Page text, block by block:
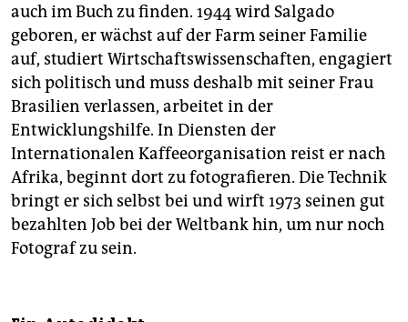
auch im Buch zu finden. 1944 wird Salgado
geboren, er wächst auf der Farm seiner Familie
auf, studiert Wirtschaftswissenschaften, engagiert
sich politisch und muss deshalb mit seiner Frau
Brasilien verlassen, arbeitet in der
Entwicklungshilfe. In Diensten der
Internationalen Kaffeeorganisation reist er nach
Afrika, beginnt dort zu fotografieren. Die Technik
bringt er sich selbst bei und wirft 1973 seinen gut
bezahlten Job bei der Weltbank hin, um nur noch
Fotograf zu sein.